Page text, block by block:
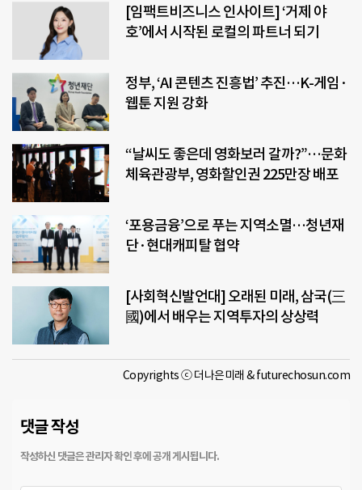
[임팩트비즈니스 인사이트] ‘거제 야
호’에서 시작된 로컬의 파트너 되기
정부, ‘AI 콘텐츠 진흥법’ 추진…K-게임·
웹툰 지원 강화
“날씨도 좋은데 영화보러 갈까?”…문화
체육관광부, 영화할인권 225만장 배포
‘포용금융’으로 푸는 지역소멸…청년재
단·현대캐피탈 협약
[사회혁신발언대] 오래된 미래, 삼국(三
國)에서 배우는 지역투자의 상상력
Copyrights ⓒ 더나은미래 & futurechosun.com
댓글 작성